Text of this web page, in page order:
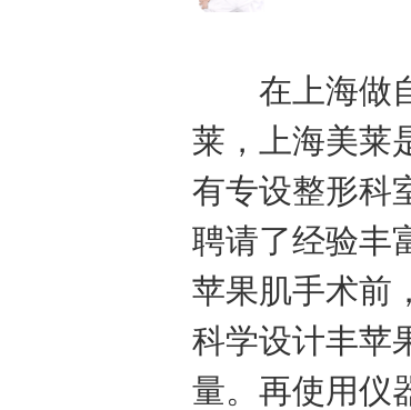
在上海做自
莱，上海美莱
有专设整形科
聘请了经验丰
苹果肌手术前
科学设计丰苹
量。再使用仪